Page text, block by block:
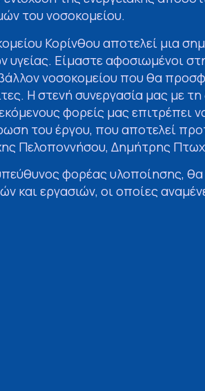
του νοσοκομείου.
Κορίνθου αποτελεί μια
Είμαστε αφοσιωμένοι
νοσοκομείου που θα
Η στενή συνεργασία μας με τη
φορείς μας επιτρέπει
του έργου, που αποτελεί
Πελοποννήσου, Δημήτρης
φορέας υλοποίησης,
και εργασιών, οι οποίες